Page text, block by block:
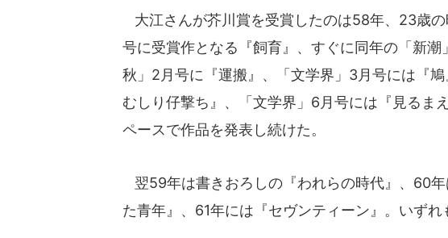
大江さんが芥川賞を受賞したのは58年、23歳
号に受賞作となる『飼育』、すぐに同年の「新
秋」2月号に『運搬』、「文学界」3月号には『
むしり仔撃ち』、「文学界」6月号には『見るま
ペースで作品を発表し続けた。
翌59年は書きおろしの『われらの時代』、60
た青年』、61年には『セヴンティーン』。いずれ